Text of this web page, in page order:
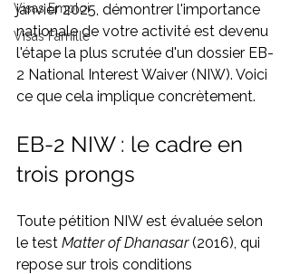
Visas Emploi
Visas Famille
janvier 2025, démontrer l'importance
nationale de votre activité est devenu
l'étape la plus scrutée d'un dossier EB-
2 National Interest Waiver (NIW). Voici
ce que cela implique concrètement.
EB-2 NIW : le cadre en
trois prongs
Toute pétition NIW est évaluée selon
le test Matter of Dhanasar (2016), qui
repose sur trois conditions